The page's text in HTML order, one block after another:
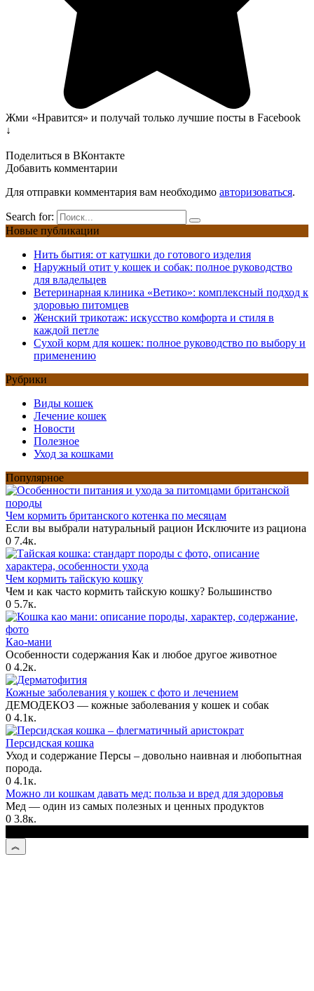
Жми «Нравится» и получай только лучшие посты в Facebook
↓
Поделиться в ВКонтакте
Добавить комментарии
Для отправки комментария вам необходимо авторизоваться.
Search for:
Новые публикации
Нить бытия: от катушки до готового изделия
Наружный отит у кошек и собак: полное руководство
для владельцев
Ветеринарная клиника «Ветико»: комплексный подход к
здоровью питомцев
Женский трикотаж: искусство комфорта и стиля в
каждой петле
Сухой корм для кошек: полное руководство по выбору и
применению
Рубрики
Виды кошек
Лечение кошек
Новости
Полезное
Уход за кошками
Популярное
Чем кормить британского котенка по месяцам
Если вы выбрали натуральный рацион Исключите из рациона
0 7.4к.
Чем кормить тайскую кошку
Чем и как часто кормить тайскую кошку? Большинство
0 5.7к.
Као-мани
Особенности содержания Как и любое другое животное
0 4.2к.
Кожные заболевания у кошек с фото и лечением
ДЕМОДЕКОЗ — кожные заболевания у кошек и собак
0 4.1к.
Персидская кошка
Уход и содержание Персы – довольно наивная и любопытная
порода.
0 4.1к.
Можно ли кошкам давать мед: польза и вред для здоровья
Мед — один из самых полезных и ценных продуктов
0 3.8к.